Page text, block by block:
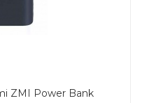
ZMI Power Bank